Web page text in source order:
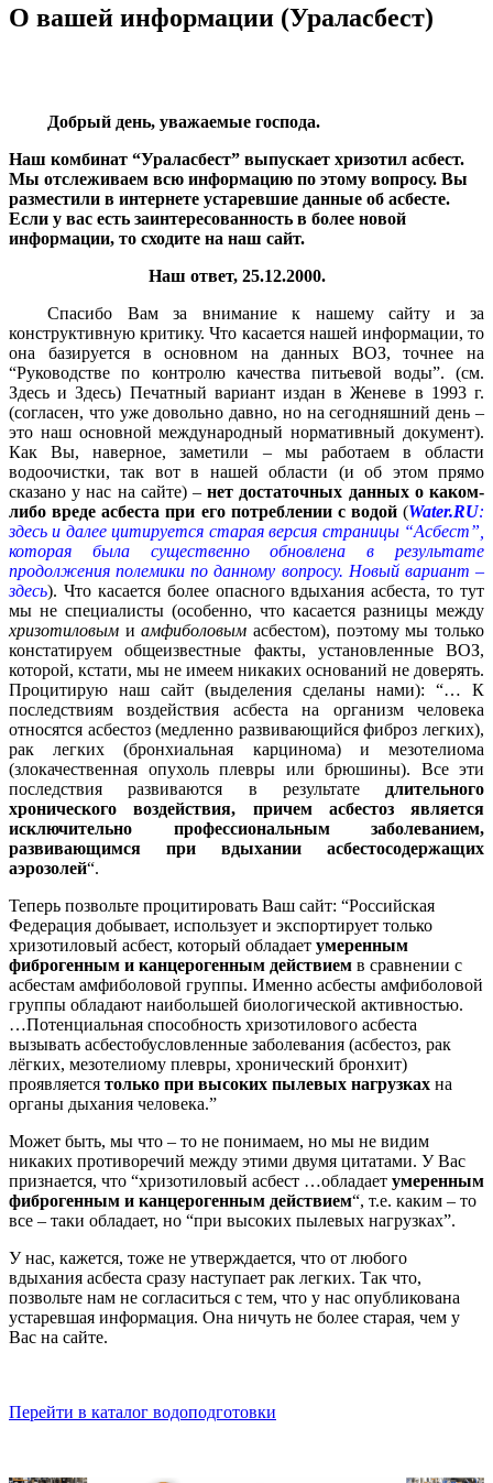
О вашей информации (Ураласбест)
Добрый день, уважаемые господа.
Наш комбинат “Ураласбест” выпускает хризотил асбест.
Мы отслеживаем всю информацию по этому вопросу. Вы
разместили в интернете устаревшие данные об асбесте.
Если у вас есть заинтересованность в более новой
информации, то сходите на наш сайт.
Наш ответ, 25.12.2000.
Спасибо Вам за внимание к нашему сайту и за
конструктивную критику. Что касается нашей информации, то
она базируется в основном на данных ВОЗ, точнее на
“Руководстве по контролю качества питьевой воды”. (см.
Здесь и Здесь) Печатный вариант издан в Женеве в 1993 г.
(согласен, что уже довольно давно, но на сегодняшний день –
это наш основной международный нормативный документ).
Как Вы, наверное, заметили – мы работаем в области
водоочистки, так вот в нашей области (и об этом прямо
сказано у нас на сайте) –нет достаточных данных о каком-
либо вреде асбеста при его потреблении с водой(Water.RU:
здесь и далее цитируется старая версия страницы “Асбест”,
которая была существенно обновлена в результате
продолжения полемики по данному вопросу. Новый вариант –
здесь). Что касается более опасного вдыхания асбеста, то тут
мы не специалисты (особенно, что касается разницы между
хризотиловым иамфиболовым асбестом), поэтому мы только
констатируем общеизвестные факты, установленные ВОЗ,
которой, кстати, мы не имеем никаких оснований не доверять.
Процитирую наш сайт (выделения сделаны нами): “… К
последствиям воздействия асбеста на организм человека
относятся асбестоз (медленно развивающийся фиброз легких),
рак легких (бронхиальная карцинома) и мезотелиома
(злокачественная опухоль плевры или брюшины). Все эти
последствия развиваются в результате длительного
хронического воздействия, причем асбестоз является
исключительно профессиональным заболеванием,
развивающимся при вдыхании асбестосодержащих
аэрозолей“.
Теперь позвольте процитировать Ваш сайт: “Российская
Федерация добывает, использует и экспортирует только
хризотиловый асбест, который обладает умеренным
фиброгенным и канцерогенным действием в сравнении с
асбестам амфиболовой группы. Именно асбесты амфиболовой
группы обладают наибольшей биологической активностью.
…Потенциальная способность хризотилового асбеста
вызывать асбестобусловленные заболевания (асбестоз, рак
лёгких, мезотелиому плевры, хронический бронхит)
проявляется только при высоких пылевых нагрузках на
органы дыхания человека.”
Может быть, мы что – то не понимаем, но мы не видим
никаких противоречий между этими двумя цитатами. У Вас
признается, что “хризотиловый асбест …обладает умеренным
фиброгенным и канцерогенным действием“, т.е. каким – то
все – таки обладает, но “при высоких пылевых нагрузках”.
У нас, кажется, тоже не утверждается, что от любого
вдыхания асбеста сразу наступает рак легких. Так что,
позвольте нам не согласиться с тем, что у нас опубликована
устаревшая информация. Она ничуть не более старая, чем у
Вас на сайте.
Перейти в каталог водоподготовки